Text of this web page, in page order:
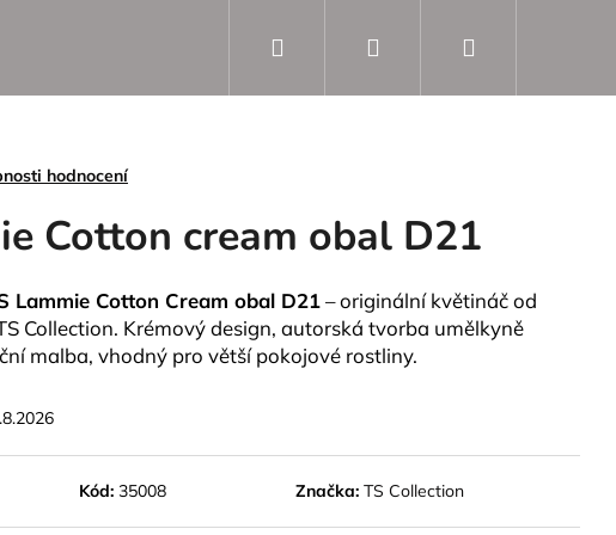
Přihlášení
hodnocení
Cotton cream obal D21
Lammie Cotton Cream obal D21– originální květináč od
Collection. Krémový design, autorská tvorba umělkyně
malba, vhodný pro větší pokojové rostliny.
Kód: 35008 Značka: TS Collection